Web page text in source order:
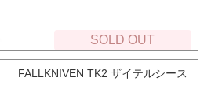
SOLD OUT
FALLKNIVEN TK2 ザイテルシース